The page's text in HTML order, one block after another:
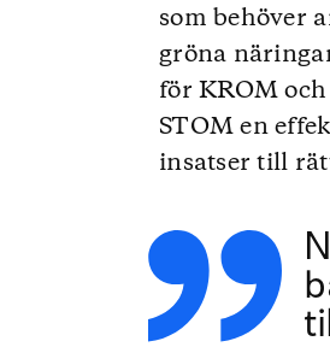
som behöver
gröna
för KROM
STOM en
insatser till